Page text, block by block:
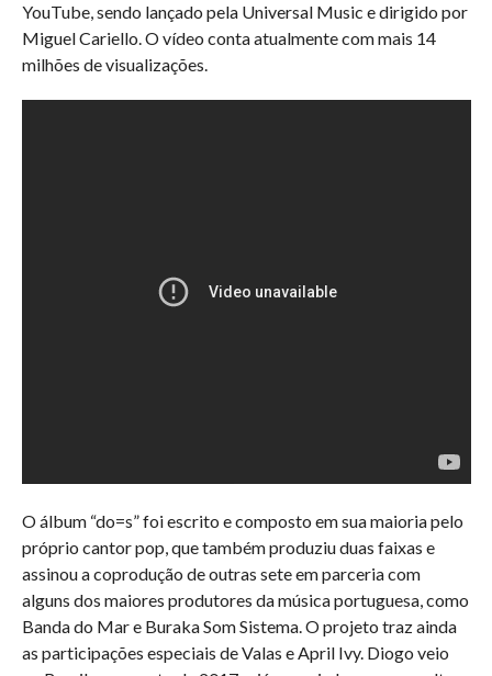
YouTube, sendo lançado pela Universal Music e dirigido por
Miguel Cariello. O vídeo conta atualmente com mais 14
milhões de visualizações.
O álbum “do=s” foi escrito e composto em sua maioria pelo
próprio cantor pop, que também produziu duas faixas e
assinou a coprodução de outras sete em parceria com
alguns dos maiores produtores da música portuguesa, como
Banda do Mar e Buraka Som Sistema. O projeto traz ainda
as participações especiais de Valas e April Ivy. Diogo veio